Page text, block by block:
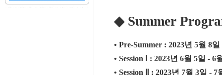
◆ Summer
• Pre-Summer : 2023년 5월 8일
• Session : 2023년 6월 5일 - 6
• Session : 2023년 7월 3일 - 7